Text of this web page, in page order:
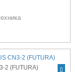
2 (FUTURA)